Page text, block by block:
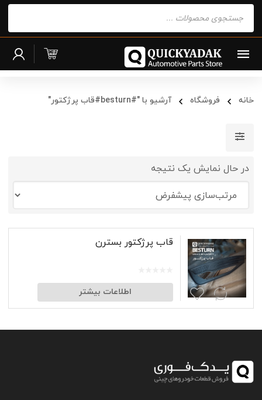
search
خانه فروشگاه آرشیو با "#besturn#قاب پرژکتور"
در حال نمایش یک نتیجه
قاب پرژکتور بسترن
اطلاعات بیشتر